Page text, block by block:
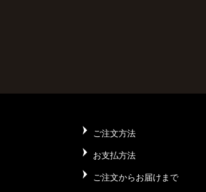
ご注文方法
お支払方法
ご注文からお届けまで